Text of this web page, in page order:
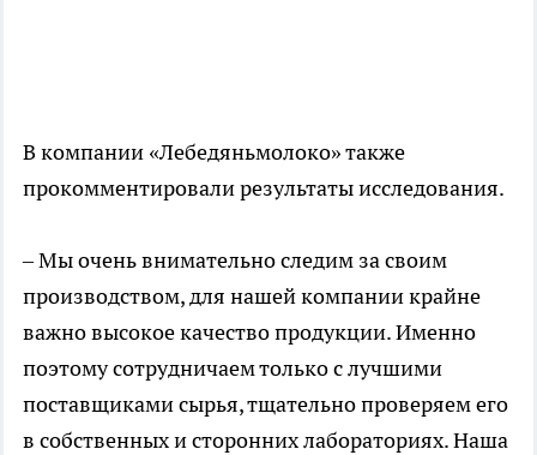
В компании «Лебедяньмолоко» также
прокомментировали результаты исследования.
– Мы очень внимательно следим за своим
производством, для нашей компании крайне
важно высокое качество продукции. Именно
поэтому сотрудничаем только с лучшими
поставщиками сырья, тщательно проверяем его
в собственных и сторонних лабораториях. Наша